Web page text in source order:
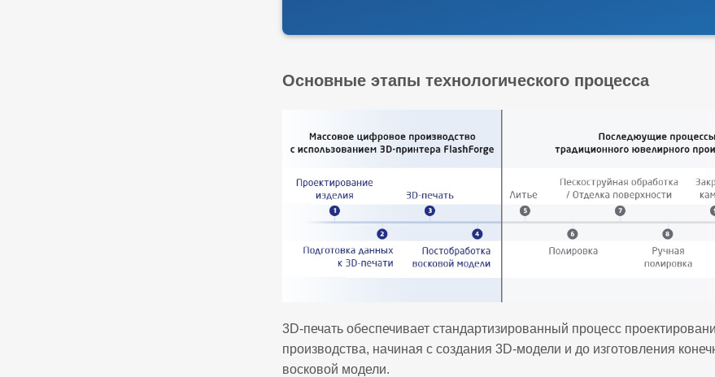
Основные этапы технологического процесса
3D‑печать обеспечивает стандартизированный процесс
производства, начиная с создания 3D-модели и до изготовления
восковой модели.